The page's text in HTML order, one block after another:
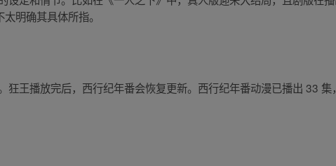
明确其具体所指。
狂王播放完后，西行纪年番会恢复更新。西行纪年番动漫已播出 33